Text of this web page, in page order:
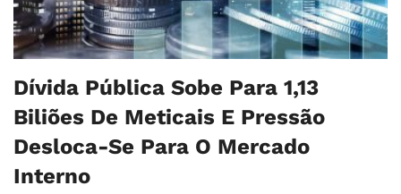
Dívida Pública Sobe Para 1,13
Biliões De Meticais E Pressão
Desloca-Se Para O Mercado
Interno